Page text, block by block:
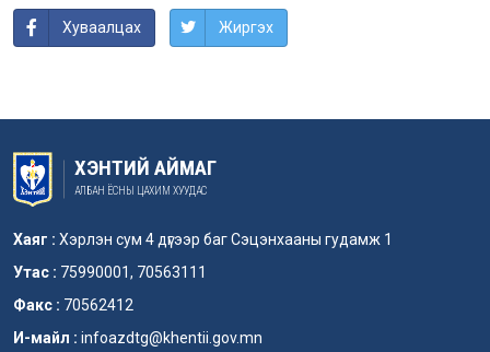
Хуваалцах Жиргэх
ХЭНТИЙ АЙМАГ
АЛБАН ЁСНЫ ЦАХИМ ХУУДАС
Хаяг : Хэрлэн сум 4 дүгээр баг Сэцэнхааны гудамж 1
Утас : 75990001, 70563111
Факс : 70562412
И-майл : infoazdtg@khentii.gov.mn